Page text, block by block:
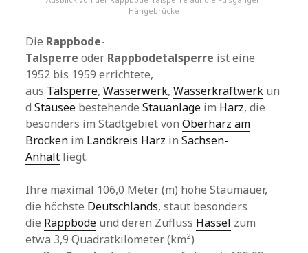
Hängebrücke
Die Rappbode-
Talsperre oder Rappbodetalsperre ist eine
1952 bis 1959 errichtete,
aus Talsperre,Wasserwerk,Wasserkraftwerk un
dStausee bestehendeStauanlage im Harz, die
besonders im Stadtgebiet vonOberharz am
Brocken im Landkreis Harz inSachsen-
Anhalt liegt.
Ihre maximal 106,0 Meter (m) hohe Staumauer,
die höchste Deutschlands, staut besonders
die Rappbode und deren Zufluss Hassel zum
etwa 3,9 Quadratkilometer (km²)